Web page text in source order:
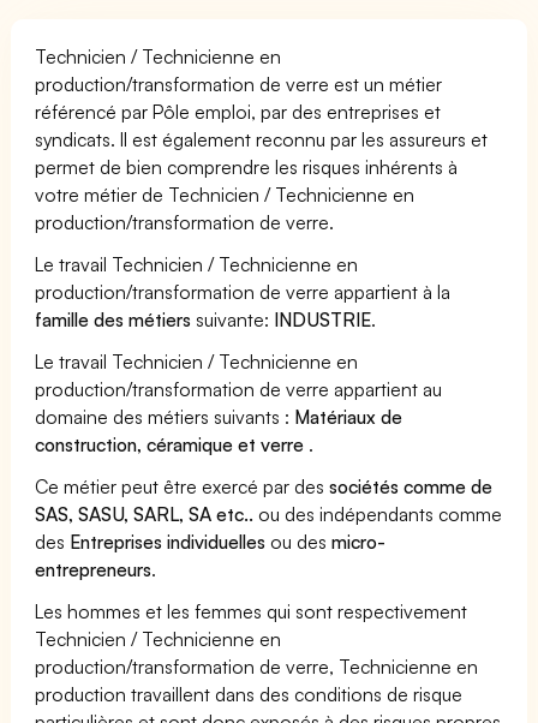
Technicien / Technicienne en
production/transformation de verre est un métier
référencé par Pôle emploi, par des entreprises et
syndicats. Il est également reconnu par les assureurs et
permet de bien comprendre les risques inhérents à
votre métier de Technicien / Technicienne en
production/transformation de verre.
Le travail Technicien / Technicienne en
production/transformation de verre appartient à la
famille des métiers suivante: INDUSTRIE.
Le travail Technicien / Technicienne en
production/transformation de verre appartient au
domaine des métiers suivants : Matériaux de
construction, céramique et verre .
Ce métier peut être exercé par dessociétés comme de
SAS, SASU, SARL, SA etc.. ou des indépendants comme
des Entreprises individuelles ou desmicro-
entrepreneurs.
Les hommes et les femmes qui sont respectivement
Technicien / Technicienne en
production/transformation de verre, Technicienne en
production travaillent dans des conditions de risque